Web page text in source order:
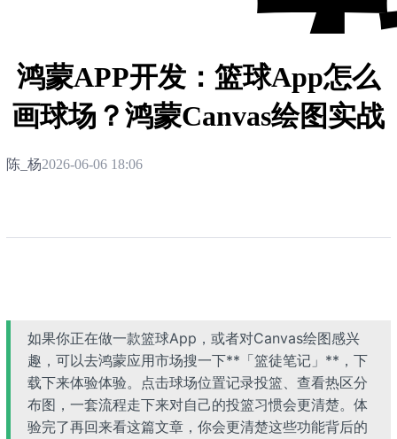
鸿蒙APP开发：篮球App怎么
画球场？鸿蒙Canvas绘图实战
陈_杨2026-06-06 18:06
如果你正在做一款篮球App，或者对Canvas绘图感兴
趣，可以去鸿蒙应用市场搜一下**「篮徒笔记」**，下
载下来体验体验。点击球场位置记录投篮、查看热区分
布图，一套流程走下来对自己的投篮习惯会更清楚。体
验完了再回来看这篇文章，你会更清楚这些功能背后的